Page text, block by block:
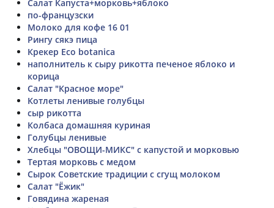
Салат Капуста+морковь+яблоко
по-французски
Молоко для кофе 16 01
Рингу сякэ пица
Крекер Eco botanica
наполнитель к сыру рикотта печеное яблоко и
корица
Салат "Красное море"
Котлеты ленивые голубцы
сыр рикотта
Колбаса домашняя куриная
Голубцы ленивые
Хлебцы "ОВОЩИ-МИКС" с капустой и морковью
Тертая морковь с медом
Сырок Советские традиции с сгущ молоком
Салат "Ёжик"
Говядина жареная